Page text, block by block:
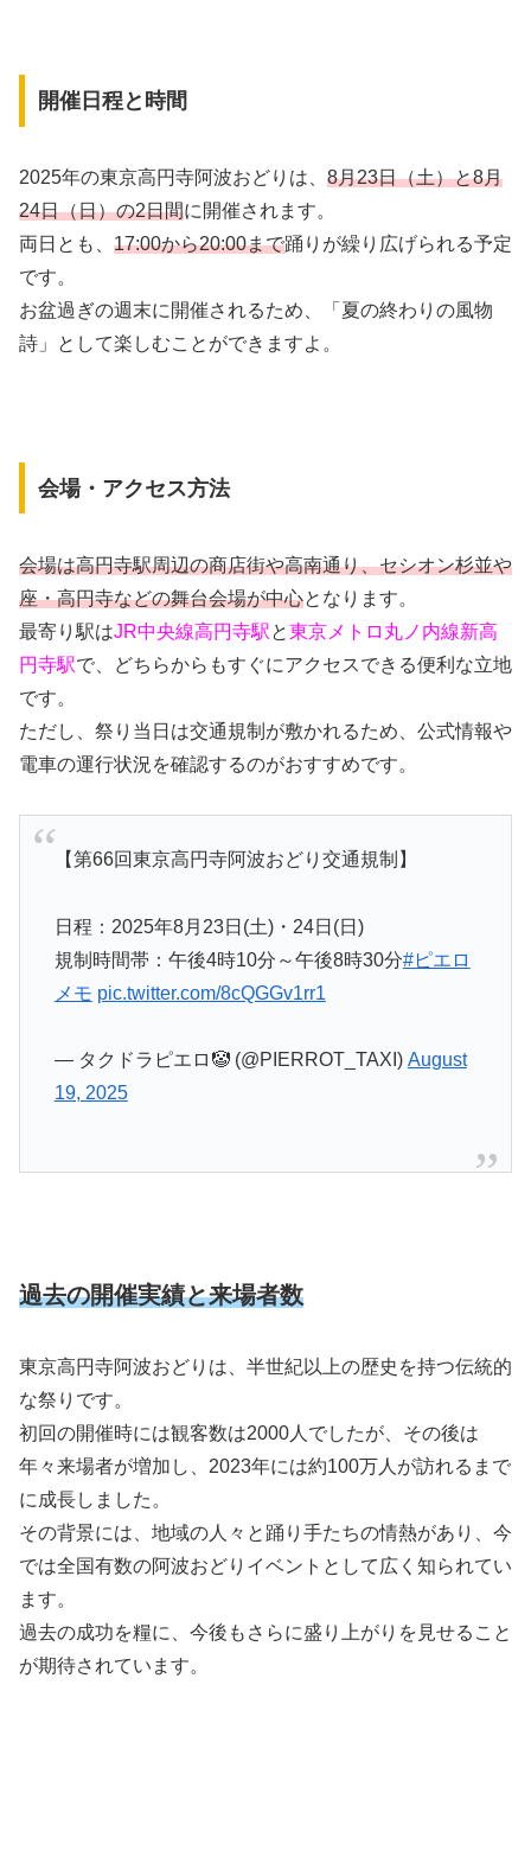
開催日程と時間
2025年の東京高円寺阿波おどりは、 8月23日（土）と8月
24日（日）の2日間に開催されます。
両日とも、 17:00から20:00まで踊りが繰り広げられる予定
です。
お盆過ぎの週末に開催されるため、「夏の終わりの風物
詩」として楽しむことができますよ。
会場・アクセス方法
会場は高円寺駅周辺の商店街や高南通り、セシオン杉並や
座・高円寺などの舞台会場が中心となります。
最寄り駅はJR中央線高円寺駅と東京メトロ丸ノ内線新高
円寺駅で、どちらからもすぐにアクセスできる便利な立地
です。
ただし、祭り当日は交通規制が敷かれるため、公式情報や
電車の運行状況を確認するのがおすすめです。
【第66回東京高円寺阿波おどり交通規制】
日程：2025年8月23日(土)・24日(日)
規制時間帯：午後4時10分～午後8時30分#ピエロ
メモ pic.twitter.com/8cQGGv1rr1
— タクドラピエロ🤡 (@PIERROT_TAXI) August
19, 2025
過去の開催実績と来場者数
東京高円寺阿波おどりは、半世紀以上の歴史を持つ伝統的
な祭りです。
初回の開催時には観客数は2000人でしたが、その後は
年々来場者が増加し、2023年には約100万人が訪れるまで
に成長しました。
その背景には、地域の人々と踊り手たちの情熱があり、今
では全国有数の阿波おどりイベントとして広く知られてい
ます。
過去の成功を糧に、今後もさらに盛り上がりを見せること
が期待されています。